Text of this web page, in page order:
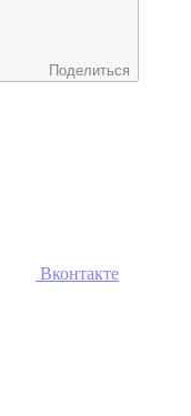
Поделиться
Вконтакте